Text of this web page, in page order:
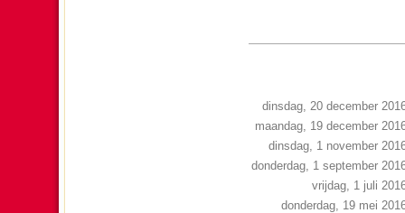
dinsdag, 20 december
maandag, 19 december
dinsdag, 1 november
donderdag, 1 september
vrijdag, 1 juli
donderdag, 19 mei